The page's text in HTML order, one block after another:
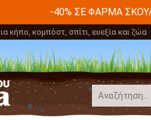
-40% ΣΕ ΦΆΡΜΑ
κήπο, κομπόστ, σπίτι, ευεξία και ζώα